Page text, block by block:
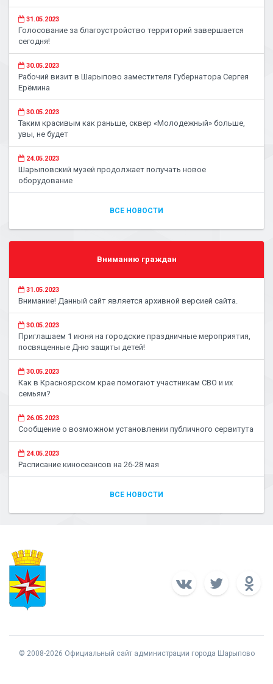
31.05.2023
Голосование за благоустройство территорий завершается
сегодня!
30.05.2023
Рабочий визит в Шарыпово заместителя Губернатора Сергея
Ерёмина
30.05.2023
Таким красивым как раньше, сквер «Молодежный» больше,
увы, не будет
24.05.2023
Шарыповский музей продолжает получать новое
оборудование
ВСЕ НОВОСТИ
Вниманию граждан
31.05.2023
Внимание! Данный сайт является архивной версией сайта.
30.05.2023
Приглашаем 1 июня на городские праздничные мероприятия,
посвященные Дню защиты детей!
30.05.2023
Как в Красноярском крае помогают участникам СВО и их
семьям?
26.05.2023
Сообщение о возможном установлении публичного сервитута
24.05.2023
Расписание киносеансов на 26-28 мая
ВСЕ НОВОСТИ
© 2008-2026 Официальный сайт администрации города Шарыпово